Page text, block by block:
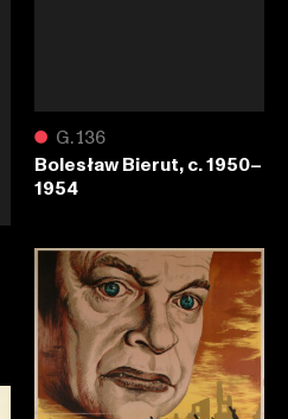
● G.136
Bolesław Bierut, c. 1950–
1954